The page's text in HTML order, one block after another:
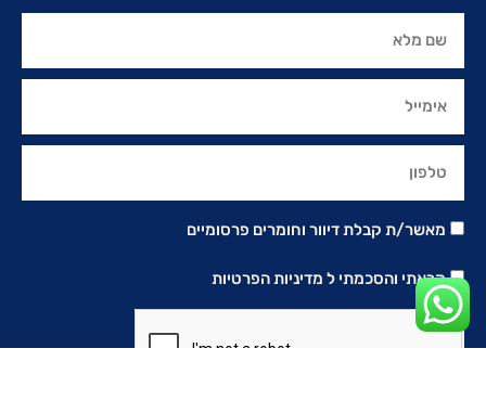
מאשר/ת קבלת דיוור וחומרים פרסומיים
קראתי והסכמתי ל מדיניות הפרטיות